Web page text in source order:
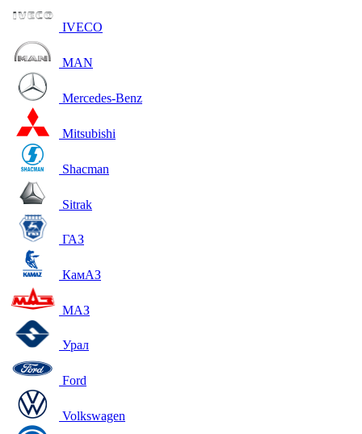
IVECO
MAN
Mercedes-Benz
Mitsubishi
Shacman
Sitrak
ГАЗ
КамАЗ
МАЗ
Урал
Ford
Volkswagen